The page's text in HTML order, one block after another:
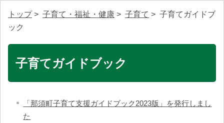
トップ> 子育て・福祉・健康 > 子育て > 子育てガイドブ
ック
子育てガイドブック
「那須町子育て支援ガイドブック2023版」を発行しまし
た